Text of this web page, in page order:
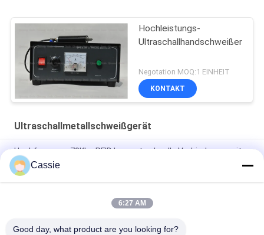
Hochleistungs-
Ultraschallhandschweißer
Negotation MOQ:1 EINHEIT
KONTAKT
Ultraschallmetallschweißgerät
Hochfrequenz 70Khz RFID bewegt schnelle Verbindungs-mit
Ultraschalltechnologie für Metro-Karte wellenartig
Tragbarer Ultraschallschweißer der Hochfrequenz70khz 50W
Cassie
6:27 AM
Good day, what product are you looking for?